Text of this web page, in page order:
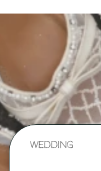
Wedding